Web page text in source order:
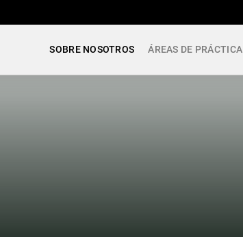
SOBRE NOSOTROS ÁREAS DE PRÁCTICA